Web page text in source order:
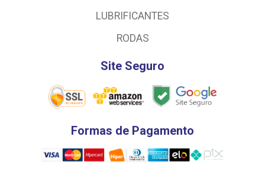
LUBRIFICANTES
RODAS
Site Seguro
Formas de Pagamento